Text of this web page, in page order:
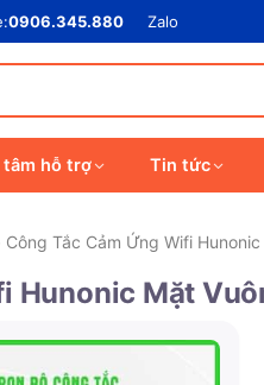
0906.345.880 Zalo
tâm hỗ trợ Tin tức
Công Tắc Cảm Ứng Wifi
Hunonic Mặt